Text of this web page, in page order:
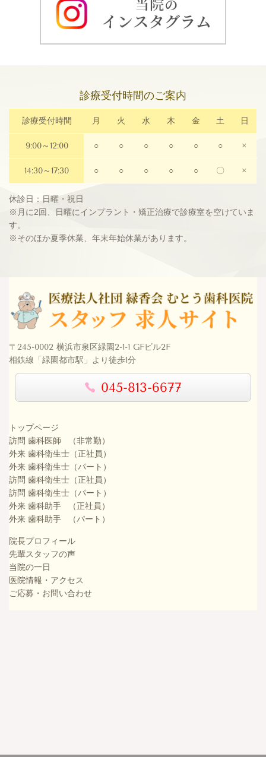
診療受付時間のご案内
診療受付時間 月 火 水 木 金 土 日
9:00～12:00 ○ ○ ○ ○ ○ ○ ×
14:30～17:30 ○ ○ ○ ○ ○ 〇 ×
休診日：日曜・祝日
※月に2回、日曜にインプラント・矯正治療で診療室を空けていま
す。
※そのほか夏季休業、年末年始休業があります。
〒245-0002 横浜市泉区緑園2-1-1 GFビル2F
相鉄線「緑園都市駅」より徒歩1分
045-813-6677
トップページ
訪問 歯科医師 （非常勤）
外来 歯科衛生士（正社員）
外来 歯科衛生士（パート）
訪問 歯科衛生士（正社員）
訪問 歯科衛生士（パート）
外来 歯科助手 （正社員）
外来 歯科助手 （パート）
院長プロフィール
先輩スタッフの声
当院の一日
医院情報・アクセス
ご応募・お問い合わせ